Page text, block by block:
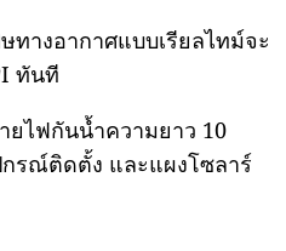
ทางอากาศแบบเรียลไทม์จะ
ทันที
ยไฟกันน้ำความยาว 10
กรณ์ติดตั้ง และแผงโซลาร์